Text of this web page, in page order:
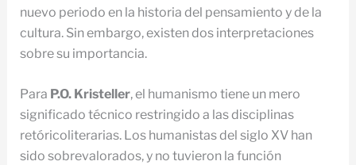
nuevo periodo en la historia del pensamiento y de la
cultura. Sin embargo, existen dos interpretaciones
sobre su importancia.
Para P.O. Kristeller, el humanismo tiene un mero
significado técnico restringido a las disciplinas
retóricoliterarias. Los humanistas del siglo XV han
sido sobrevalorados, y no tuvieron la función